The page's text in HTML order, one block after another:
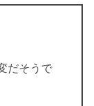
だそうで